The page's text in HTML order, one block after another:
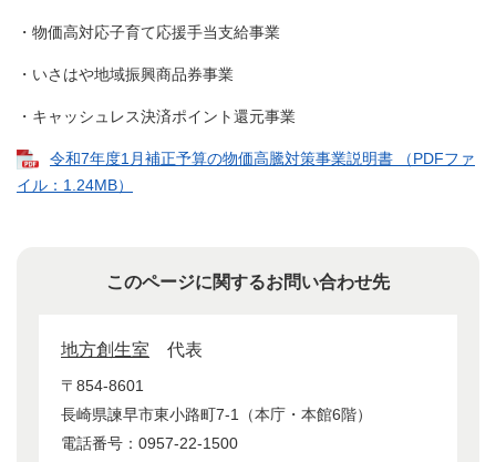
・物価高対応子育て応援手当支給事業
・いさはや地域振興商品券事業
・キャッシュレス決済ポイント還元事業
令和7年度1月補正予算の物価高騰対策事業説明書 （PDFファ
イル：1.24MB）
このページに関するお問い合わせ先
地方創生室 代表
〒854-8601
長崎県諫早市東小路町7-1（本庁・本館6階）
電話番号：0957-22-1500